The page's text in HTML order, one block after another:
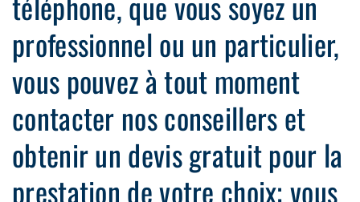
professionnel ou un particulier,
vous pouvez à tout moment
contacter nos conseillers et
obtenir un devis gratuit pour la
prestation de votre choix; vous